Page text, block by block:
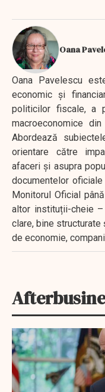
Oana
Oana Pavelescu
economic și
politicilor fiscale, a
macroeconomice
Abordează
orientare către
afaceri și asupra
documentelor
Monitorul Oficial
altor instituții-cheie
clare, bine
de economie,